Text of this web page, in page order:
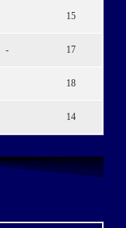
15
- 17
18
14